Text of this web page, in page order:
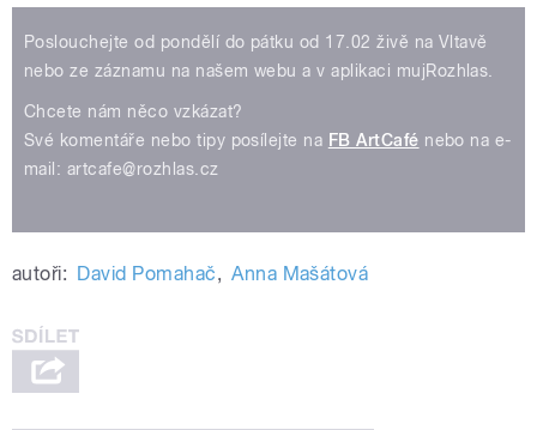
Poslouchejte od pondělí do pátku od 17.02 živě na Vltavě
nebo ze záznamu na našem webu a v aplikaci mujRozhlas.
Chcete nám něco vzkázat?
Své komentáře nebo tipy posílejte na FB ArtCafé nebo na e-
mail: artcafe@rozhlas.cz
autoři: David Pomahač, Anna Mašátová